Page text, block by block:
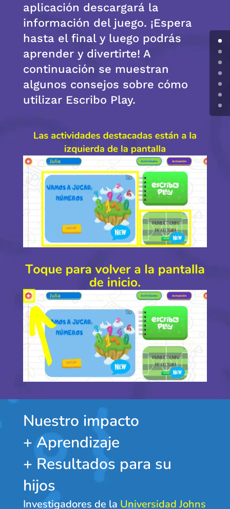
aplicación descargará la
información del juego. ¡Espera
hasta el final y luego podrás
aprender y divertirte! A
continuación se muestran
algunos consejos sobre cómo
utilizar Escribo Play.
Nuestro impacto
+ Aprendizaje
+ Resultados para su
hijos
Investigadores de la Universidad Johns